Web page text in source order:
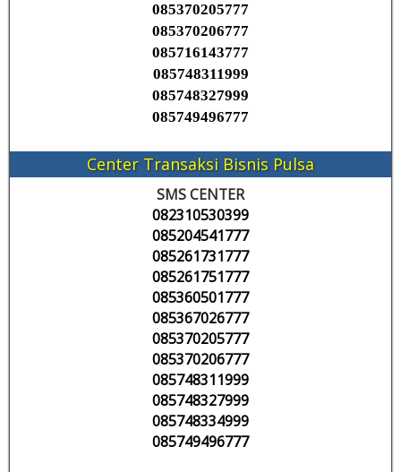
085370205777
085370206777
085716143777
085748311999
085748327999
085749496777
Center Transaksi Bisnis Pulsa
SMS CENTER
082310530399
085204541777
085261731777
085261751777
085360501777
085367026777
085370205777
085370206777
085748311999
085748327999
085748334999
085749496777